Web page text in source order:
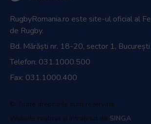
RugbyRomania.ro este site-ul oficial al
de Rugby.
Bd. Mărăști nr. 18-20, sector 1, București
Telefon: 031.1000.500
Fax: 031.1000.400
© Toate drepturile sunt rezervate.
Website realizat și întreținut de SINGA